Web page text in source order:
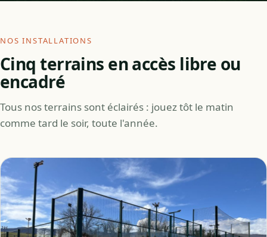
NOS INSTALLATIONS
Cinq terrains en accès libre ou
encadré
Tous nos terrains sont éclairés : jouez tôt le matin
comme tard le soir, toute l'année.